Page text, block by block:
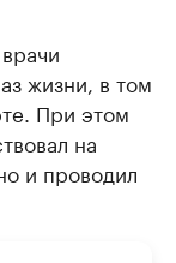
жизни, в том
При этом
на
и проводил